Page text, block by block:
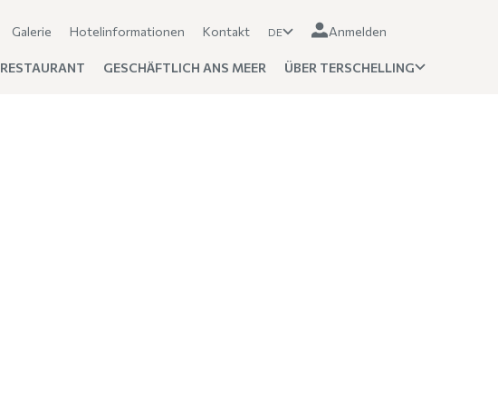
RESTAURANT GESCHÄFTLICH ANS MEER ÜBER TERSCHELLING
Galerie Hotelinformationen Kontakt DE Anmelden